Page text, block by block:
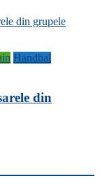
Handbal
din